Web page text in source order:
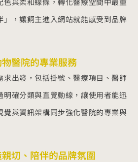
」，讓飼主進入網站就能感受到品牌
醫院的專業服務
求出發，包括掛號、醫療項目、醫師
明確分類與直覺動線，讓使用者能迅
覺與資訊架構同步強化醫院的專業與
切、陪伴的品牌氛圍